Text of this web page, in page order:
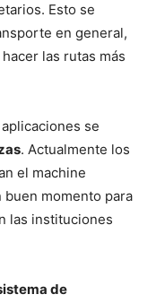
Esto se
en general,
las rutas más
se
. Actualmente los
el machine
momento para
las instituciones
de